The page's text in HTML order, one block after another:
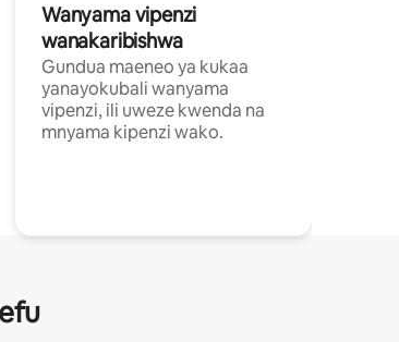
Wanyama vipenzi
wanakaribishwa
Gundua maeneo ya kukaa
yanayokubali wanyama
vipenzi, ili uweze kwenda na
mnyama kipenzi wako.